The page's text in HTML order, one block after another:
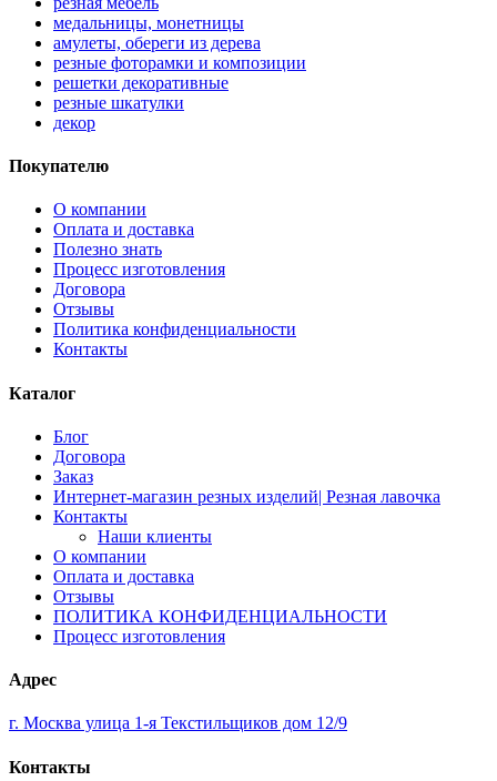
медальницы, монетницы
амулеты, обереги из дерева
резные фоторамки и композиции
решетки декоративные
резные шкатулки
декор
Покупателю
О компании
Оплата и доставка
Полезно знать
Процесс изготовления
Договора
Отзывы
Политика конфиденциальности
Контакты
Каталог
Блог
Договора
Заказ
Интернет-магазин резных изделий| Резная лавочка
Контакты
Наши клиенты
О компании
Оплата и доставка
Отзывы
ПОЛИТИКА КОНФИДЕНЦИАЛЬНОСТИ
Процесс изготовления
Адрес
г. Москва улица 1-я Текстильщиков дом 12/9
Контакты